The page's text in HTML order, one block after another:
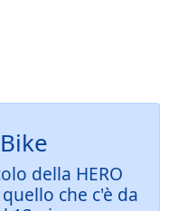
della HERO
che c'è da